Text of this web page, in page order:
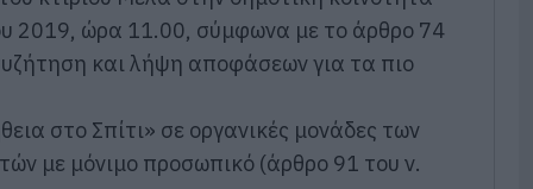
2019, ώρα 11.00, σύμφωνα με το άρθρο 74
και λήψη αποφάσεων για τα πιο
στο Σπίτι» σε οργανικές μονάδες των
με μόνιμο προσωπικό (άρθρο 91 του ν.